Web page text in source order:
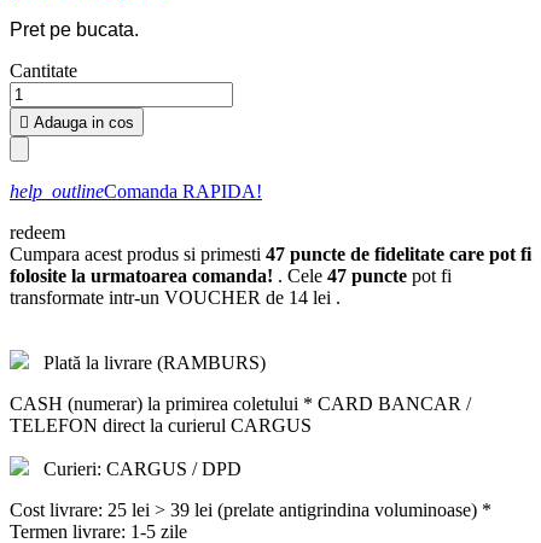
Pret pe bucata.
Cantitate
 Adauga in cos
help_outlineComanda RAPIDA!
redeem
Cumpara acest produs si primesti 47 puncte de fidelitate care pot fi
folosite la urmatoarea comanda! . Cele 47 puncte pot fi
transformate intr-un VOUCHER de 14 lei .
Plată la livrare (RAMBURS)
CASH (numerar) la primirea coletului * CARD BANCAR /
TELEFON direct la curierul CARGUS
Curieri: CARGUS / DPD
Cost livrare: 25 lei > 39 lei (prelate antigrindina voluminoase) *
Termen livrare: 1-5 zile